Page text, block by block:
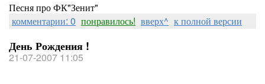
Песня про ФК"Зенит"
комментарии: 0 понравилось! вверх^ к полной версии
День Рождения !
21-07-2007 11:05